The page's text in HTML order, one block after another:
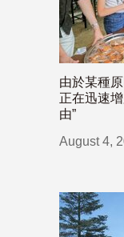
由於某種
正在迅速
由”
August 4,